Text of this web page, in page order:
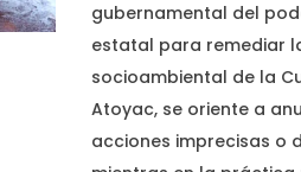
gubernamental del
estatal para remediar
socioambiental de la
Atoyac, se oriente a
acciones imprecisas o